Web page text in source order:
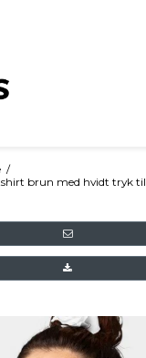
/
brun med hvidt tryk til